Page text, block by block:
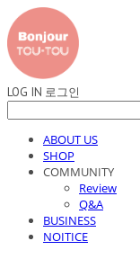
LOG IN 로그인
ABOUT US
SHOP
COMMUNITY
Review
Q&A
BUSINESS
NOITICE